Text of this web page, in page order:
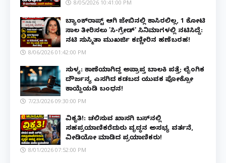
8/05/2026 10:41:00 PM
ಬ್ಯಾಂಕ್‌ರಾಪ್ಟ್‌ ಆಗಿ ಜೇಬಿನಲ್ಲಿ ಕಾಸಿರಲಿಲ್ಲ, ₹1 ಕೋಟಿ
ಸಾಲ ತೀರಿಸಲು 'ಸಿ-ಗ್ರೇಡ್' ಸಿನಿಮಾಗಳಲ್ಲಿ ನಟಿಸಿದ್ದೆ:
ನಟಿ ಸುಸ್ಮಿತಾ ಮುಖರ್ಜಿ ಕಣ್ಣೀರಿನ ಹಣೆಬರಹ!
8/06/2026 01:42:00 PM
ಸುಳ್ಯ: ಕಾಣೆಯಾಗಿದ್ದ ಅಪ್ರಾಪ್ತ ಬಾಲಕಿ ಪತ್ತೆ; ಲೈಂಗಿಕ
ದೌರ್ಜನ್ಯ ಎಸಗಿದ ಕಡಬದ ಯುವಕ ಪೋಕ್ಸೋ
ಕಾಯ್ದೆಯಡಿ ಬಂಧನ!
7/23/2026 09:30:00 PM
ವಿಕೃತಿ!: ಚಲಿಸುವ ಖಾಸಗಿ ಬಸ್‌ನಲ್ಲಿ
ಸಹಪ್ರಯಾಣಿಕರೆದುರು ವೃದ್ಧನ ಅಸಭ್ಯ ವರ್ತನೆ,
ವೀಡಿಯೋ ಮಾಡಿದ ಪ್ರಯಾಣಿಕರು!
8/01/2026 07:52:00 PM